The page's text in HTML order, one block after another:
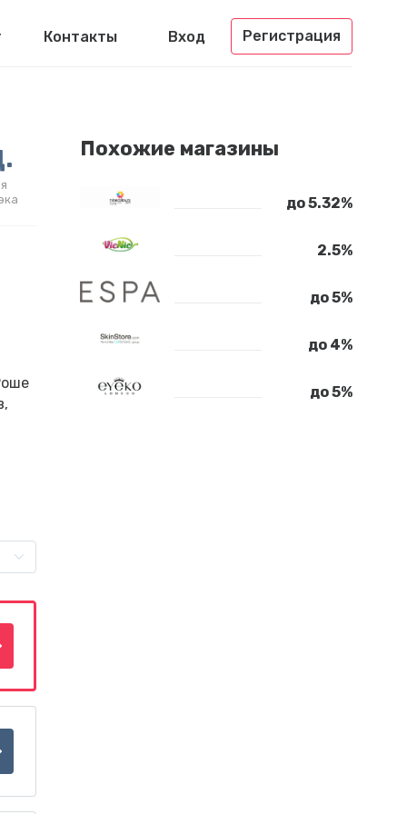
Контакты Вход Регистрация
Похожие магазины
до 5.32%
2.5%
до 5%
до 4%
до 5%